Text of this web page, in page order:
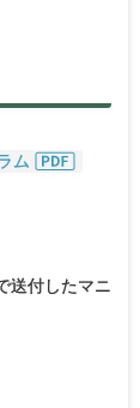
ム
送付したマニ